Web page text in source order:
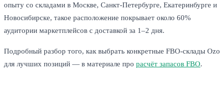
опыту со складами в Москве, Санкт-Петербурге, Екатеринбурге и
Новосибирске, такое расположение покрывает около 60%
аудитории маркетплейсов с доставкой за 1–2 дня.
Подробный разбор того, как выбрать конкретные FBO-склады
для лучших позиций — в материале про расчёт запасов FBO.